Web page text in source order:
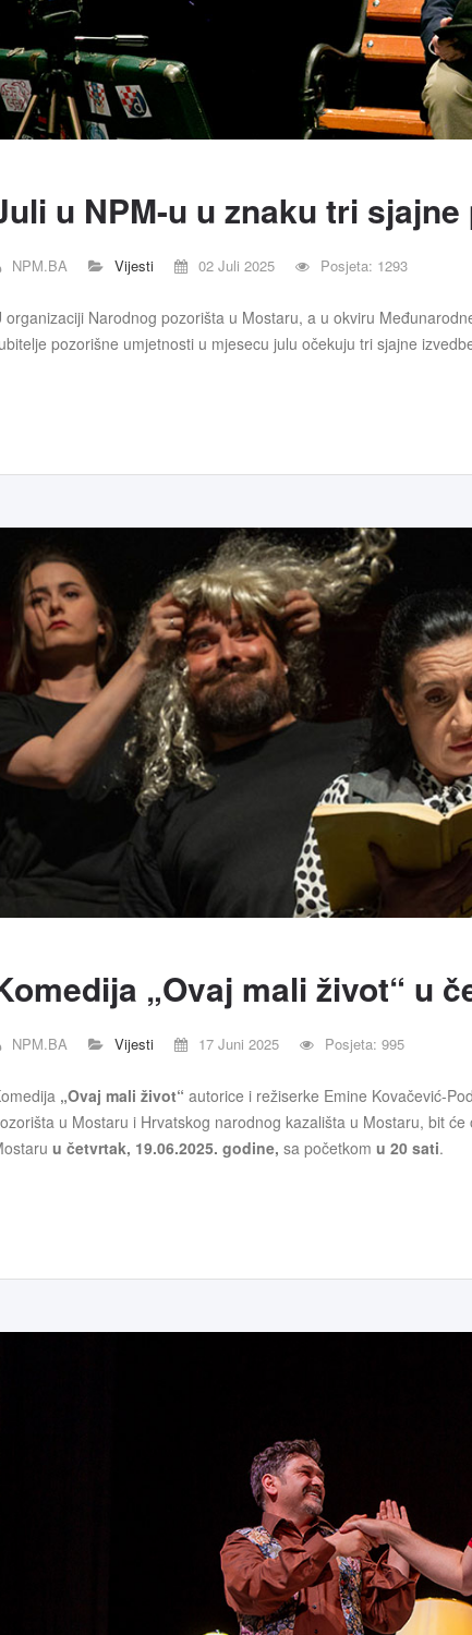
u NPM-u u znaku tri
NPM.BA Vijesti 02 Juli 2025 Posjeta: 1293
organizaciji Narodnog pozorišta u Mostaru, a u okviru
pozorišne umjetnosti u mjesecu julu očekuju tri sjajne
„Ovaj mali život“ u
NPM.BA Vijesti 17 Juni 2025 Posjeta: 995
„Ovaj mali život“ autorice i režiserke Emine Kovačević-
u Mostaru i Hrvatskog narodnog kazališta u Mostaru, bit
u četvrtak, 19.06.2025. godine, sa početkom u 20 sati.